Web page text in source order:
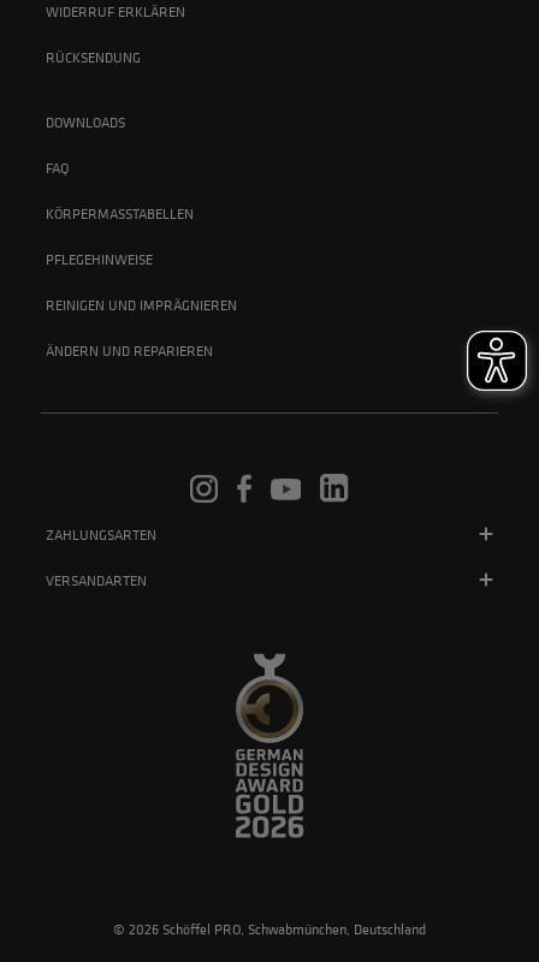
WIDERRUF ERKLÄREN
RÜCKSENDUNG
DOWNLOADS
FAQ
KÖRPERMASSTABELLEN
PFLEGEHINWEISE
REINIGEN UND IMPRÄGNIEREN
ÄNDERN UND REPARIEREN
ZAHLUNGSARTEN
VERSANDARTEN
© 2026 Schöffel PRO, Schwabmünchen, Deutschland